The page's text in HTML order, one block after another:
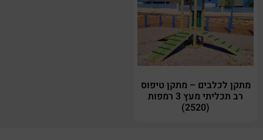
מתקן לכלבים – מתקן טיפוס
רב תכליתי מעץ 3 רמפות
(2520)